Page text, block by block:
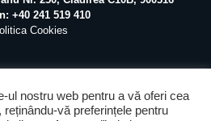
+40 241 519 410
Cookies
ul nostru web pentru a vă oferi cea
vă preferințele pentru